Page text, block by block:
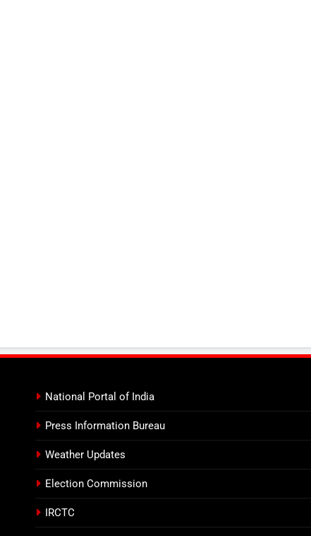
National Portal of India
Press Information Bureau
Weather Updates
Election Commission
IRCTC